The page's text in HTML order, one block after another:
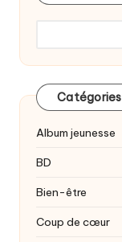
Catégories
Album jeunesse
BD
Bien-être
Coup de cœur